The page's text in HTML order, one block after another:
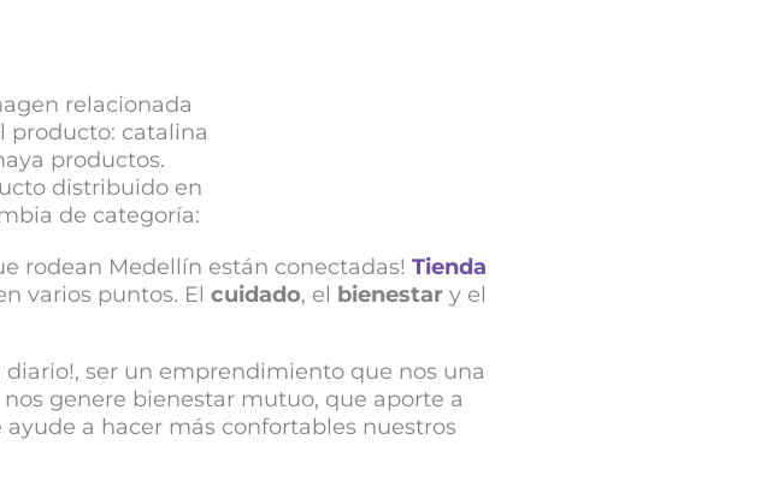
rodean Medellín están conectadas! Tienda
varios puntos. El cuidado, el bienestar y el
diario!, ser un emprendimiento que nos una
genere bienestar mutuo, que aporte a
a hacer más confortables nuestros